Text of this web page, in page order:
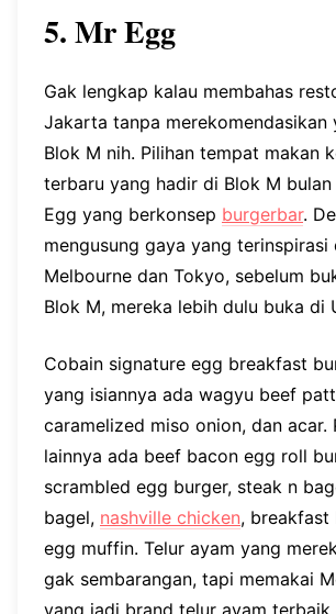
5. Mr Egg
Gak lengkap kalau membahas
Jakarta tanpa merekomendasikan
Blok M nih. Pilihan tempat makan
terbaru yang hadir di Blok M
Egg yang berkonsep burgerbar.
mengusung gaya yang terinspirasi
Melbourne dan Tokyo, sebelum
Blok M, mereka lebih dulu buka di
Cobain signature egg breakfast
yang isiannya ada wagyu beef
caramelized miso onion, dan acar.
lainnya ada beef bacon egg roll
scrambled egg burger, steak n
bagel, nashville chicken, breakfast
egg muffin. Telur ayam yang
gak sembarangan, tapi memakai
yang jadi brand telur ayam terbaik